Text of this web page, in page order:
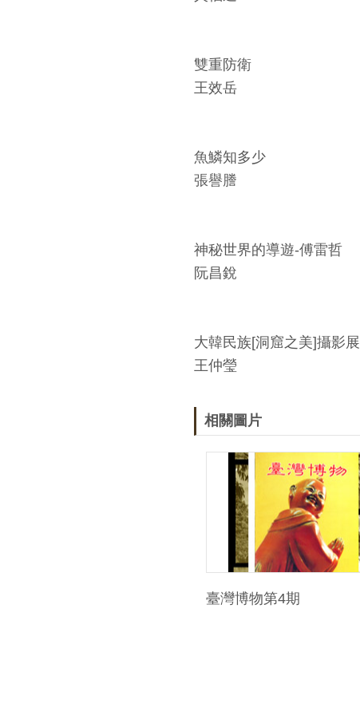
雙重防衛
王效岳
魚鱗知多少
張譽謄
神秘世界的導遊-傅雷哲
阮昌銳
大韓民族[洞窟之美]攝影展
王仲瑩
相關圖片
臺灣博物第4期